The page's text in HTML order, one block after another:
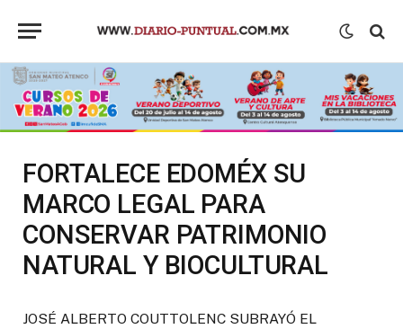
FORTALECE EDOMÉX SU
MARCO LEGAL PARA
CONSERVAR PATRIMONIO
NATURAL Y BIOCULTURAL
JOSÉ ALBERTO COUTTOLENC SUBRAYÓ EL